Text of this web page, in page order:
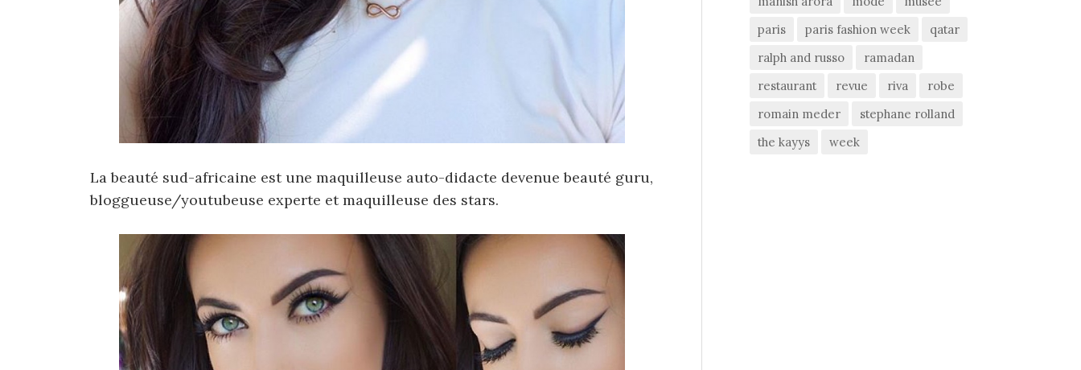
La beauté sud-africaine est une maquilleuse auto-didacte devenue beauté guru,
bloggueuse/youtubeuse experte et maquilleuse des stars.
paris
paris fashion week
qatar
ralph and russo
ramadan
restaurant
revue riva
robe
romain meder
stephane rolland
the kayys
week